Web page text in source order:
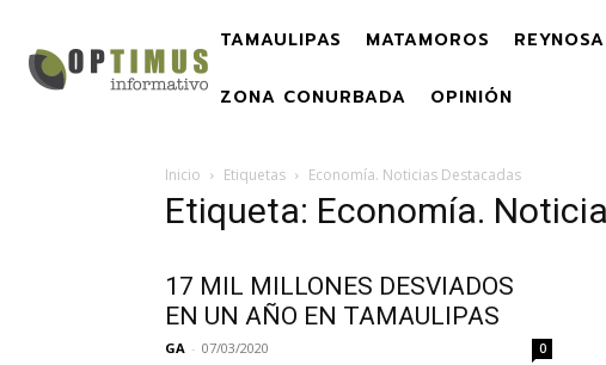
TAMAULIPAS MATAMOROS
ZONA CONURBADA OPINIÓN
Inicio Etiquetas Economía. Noticias Destacadas
Etiqueta: Economía.
17 MIL MILLONES DESVIADOS
EN UN AÑO EN TAMAULIPAS
GA - 07/03/2020 0